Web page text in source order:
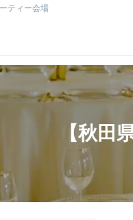
ティー会場
【秋田